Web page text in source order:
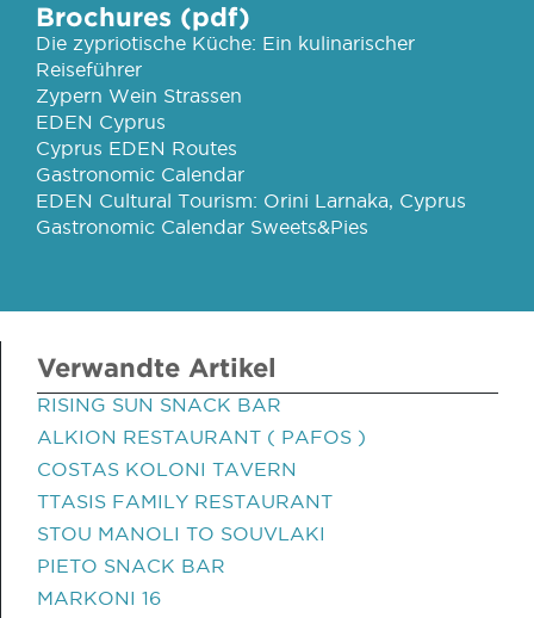
Brochures (pdf)
Die zypriotische Küche: Ein kulinarischer
Reiseführer
Zypern Wein Strassen
EDEN Cyprus
Cyprus EDEN Routes
Gastronomic Calendar
EDEN Cultural Tourism: Orini Larnaka, Cyprus
Gastronomic Calendar Sweets&Pies
Verwandte Artikel
RISING SUN SNACK BAR
ALKION RESTAURANT ( PAFOS )
COSTAS KOLONI TAVERN
TTASIS FAMILY RESTAURANT
STOU MANOLI TO SOUVLAKI
PIETO SNACK BAR
MARKONI 16